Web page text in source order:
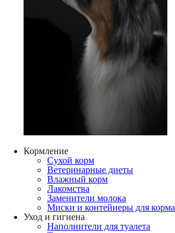
Кормление
Сухой корм
Ветеринарные диеты
Влажный корм
Лакомства
Заменители молока
Миски и контейнеры для корма
Уход и гигиена
Наполнители для туалета